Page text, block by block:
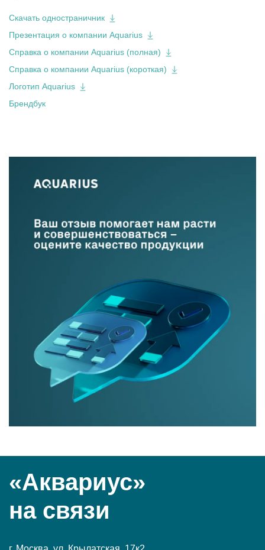
Скачать одностраничник
Презентация о компании Aquarius
Справка о компании Aquarius (полная)
Справка о компании Aquarius (короткая)
Логотип Aquarius
Брендбук
«Аквариус»
на связи